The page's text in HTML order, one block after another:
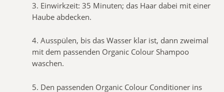
3. Einwirkzeit: 35 Minuten; das Haar dabei mit einer
Haube abdecken.
4. Ausspülen, bis das Wasser klar ist, dann zweimal
mit dem passenden Organic Colour Shampoo
waschen.
5. Den passenden Organic Colour Conditioner ins